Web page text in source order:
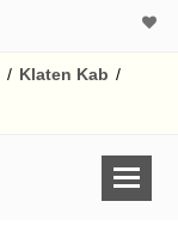
/ Klaten Kab /
Harga Rp
% /th